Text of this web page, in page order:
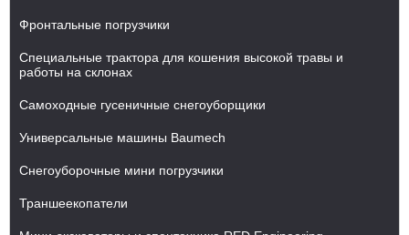
Фронтальные погрузчики
Специальные трактора для кошения высокой травы и
работы на склонах
Самоходные гусеничные снегоуборщики
Универсальные машины Baumech
Снегоуборочные мини погрузчики
Траншеекопатели